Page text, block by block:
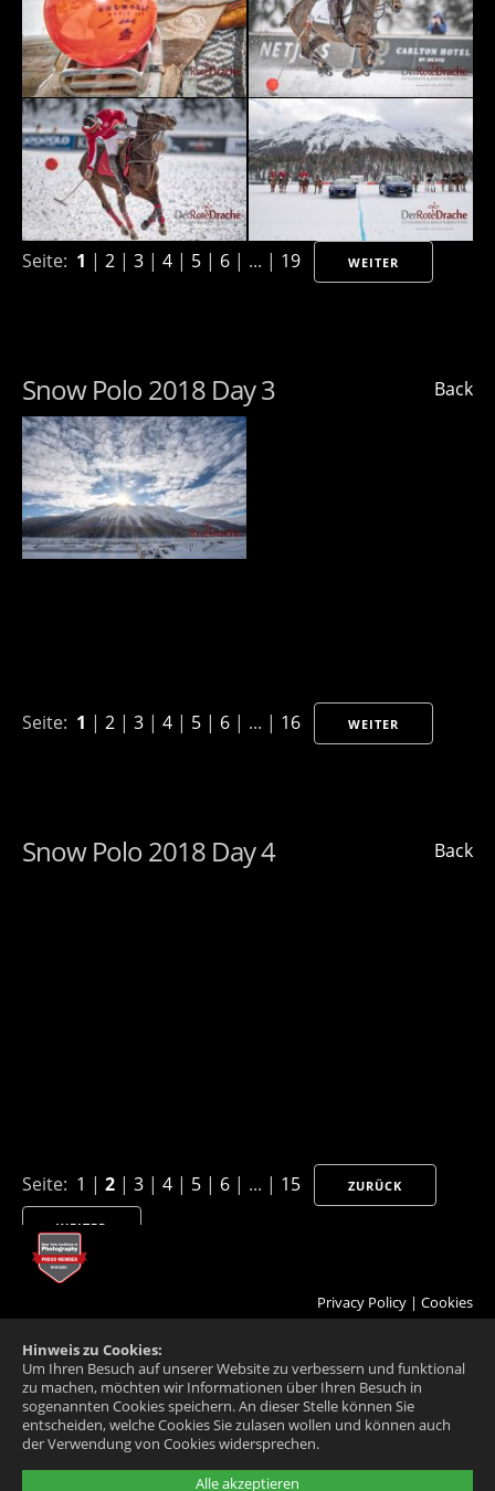
Alle akzeptieren
Hinweis zu Cookies:
Um Ihren Besuch auf unserer Website zu verbessern und funktional
zu machen, möchten wir Informationen über Ihren Besuch in
sogenannten Cookies speichern. An dieser Stelle können Sie
entscheiden, welche Cookies Sie zulasen wollen und können auch
der Verwendung von Cookies widersprechen.
Seite: 1 | 2 | 3 | 4 | 5 | 6 | ... | 19 WEITER
Back
Snow Polo 2018 Day 3
Seite: 1 | 2 | 3 | 4 | 5 | 6 | ... | 16 WEITER
Back
Snow Polo 2018 Day 4
Seite: 1 | 2 | 3 | 4 | 5 | 6 | ... | 15 ZURÜCK
WEITER
Privacy Policy | Cookies